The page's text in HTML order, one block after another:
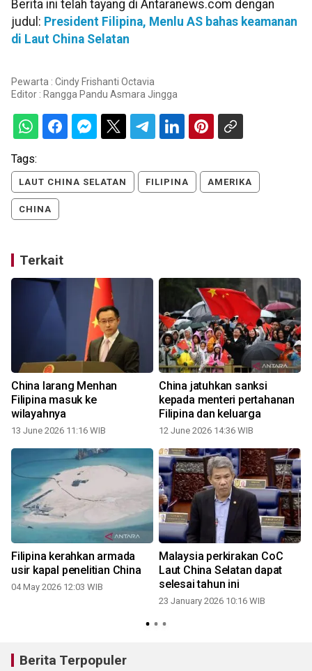
Berita ini telah tayang di Antaranews.com dengan
judul: President Filipina, Menlu AS bahas keamanan
di Laut China Selatan
Pewarta : Cindy Frishanti Octavia
Editor : Rangga Pandu Asmara Jingga
Tags:
LAUT CHINA SELATAN FILIPINA AMERIKA
CHINA
Terkait
China larang Menhan
Filipina masuk ke
wilayahnya
13 June 2026 11:16 WIB
China jatuhkan sanksi
kepada menteri pertahanan
Filipina dan keluarga
12 June 2026 14:36 WIB
Filipina kerahkan armada
usir kapal penelitian China
04 May 2026 12:03 WIB
Malaysia perkirakan CoC
Laut China Selatan dapat
selesai tahun ini
23 January 2026 10:16 WIB
Berita Terpopuler